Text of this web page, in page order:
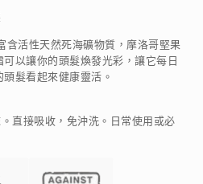
含活性天然死海礦物質，摩洛哥堅果
以讓你的頭髮煥發光彩，讓它每日
髮看起來健康靈活。
直接吸收，免沖洗。日常使用或必